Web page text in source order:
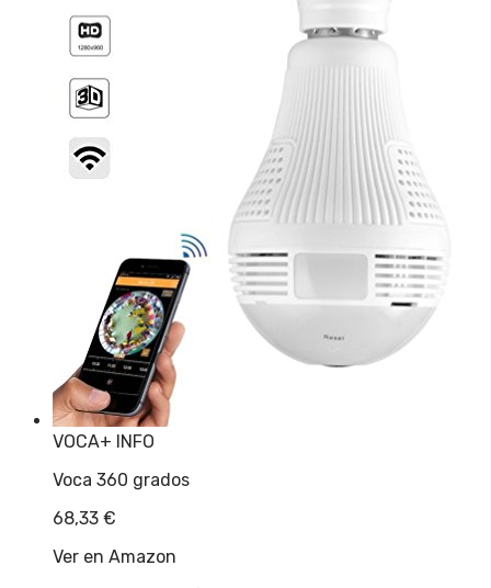
VOCA+ INFO
Voca 360 grados
68,33 €
Ver en Amazon